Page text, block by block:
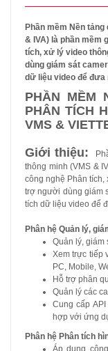
Phần mềm Nền
& IVA) là phần mềm
tích, xử lý video
dùng giám sát
dữ liệu video để đưa
PHẦN MỀM
PHÂN TÍCH
VMS &
Giới thiệu:
thông minh (VMS &
công nghệ Phân tích,
trợ người dùng giám
tích dữ liệu video để
Phân hệ Quản lý,
Quản lý, giám
Xem trực tiếp
PC, Mobile,
Hỗ trợ phân
Quản lý các
Cung cấp
hợp với ứng
Phân hệ Phân tích
Áp dụng